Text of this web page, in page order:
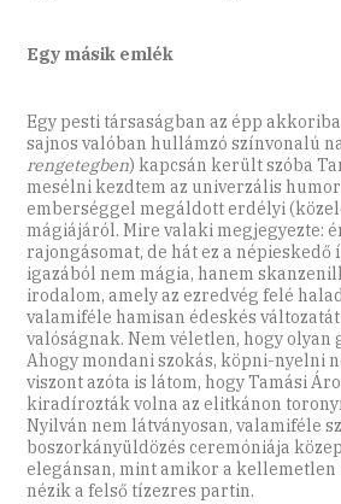
Egy másik emlék
Egy pesti társaságban az épp
sajnos valóban hullámzó színvonalú
rengetegben) kapcsán került szóba
mesélni kezdtem az univerzális
emberséggel megáldott erdélyi
mágiájáról. Mire valaki megjegyezte:
rajongásomat, de hát ez a népieskedő
igazából nem mágia, hanem
irodalom, amely az ezredvég felé
valamiféle hamisan édeskés
valóságnak. Nem véletlen, hogy olyan
Ahogy mondani szokás, köpni-nyelni
viszont azóta is látom, hogy Tamási
kiradírozták volna az elitkánon
Nyilván nem látványosan, valamiféle
boszorkányüldözés ceremóniája
elegánsan, mint amikor a
nézik a felső tízezres partin.